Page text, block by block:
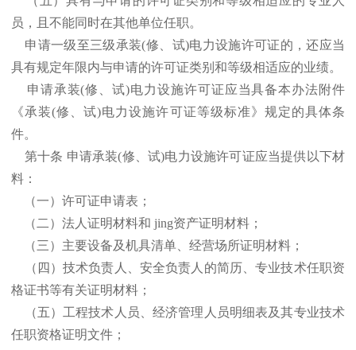
员，且不能同时在其他单位任职。
申请一级至三级承装(修、试)电力设施许可证的，还应当
具有规定年限内与申请的许可证类别和等级相适应的业绩。
申请承装(修、试)电力设施许可证应当具备本办法附件
《承装(修、试)电力设施许可证等级标准》规定的具体条
件。
第十条 申请承装(修、试)电力设施许可证应当提供以下材
料：
（一）许可证申请表；
（二）法人证明材料和 jing资产证明材料；
（三）主要设备及机具清单、经营场所证明材料；
（四）技术负责人、安全负责人的简历、专业技术任职资
格证书等有关证明材料；
（五）工程技术人员、经济管理人员明细表及其专业技术
任职资格证明文件；